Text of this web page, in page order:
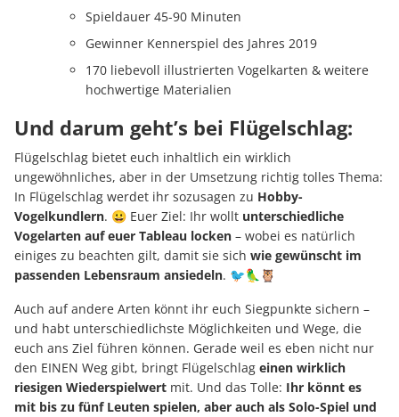
Spieldauer 45-90 Minuten
Gewinner Kennerspiel des Jahres 2019
170 liebevoll illustrierten Vogelkarten & weitere
hochwertige Materialien
Und darum geht’s bei Flügelschlag:
Flügelschlag bietet euch inhaltlich ein wirklich
ungewöhnliches, aber in der Umsetzung richtig tolles Thema:
In Flügelschlag werdet ihr sozusagen zu Hobby-
Vogelkundlern. 😀 Euer Ziel: Ihr wollt unterschiedliche
Vogelarten auf euer Tableau locken – wobei es natürlich
einiges zu beachten gilt, damit sie sich wie gewünscht im
passenden Lebensraum ansiedeln. 🐦🦜🦉
Auch auf andere Arten könnt ihr euch Siegpunkte sichern –
und habt unterschiedlichste Möglichkeiten und Wege, die
euch ans Ziel führen können. Gerade weil es eben nicht nur
den EINEN Weg gibt, bringt Flügelschlag einen wirklich
riesigen Wiederspielwert mit. Und das Tolle: Ihr könnt es
mit bis zu fünf Leuten spielen, aber auch als Solo-Spiel und